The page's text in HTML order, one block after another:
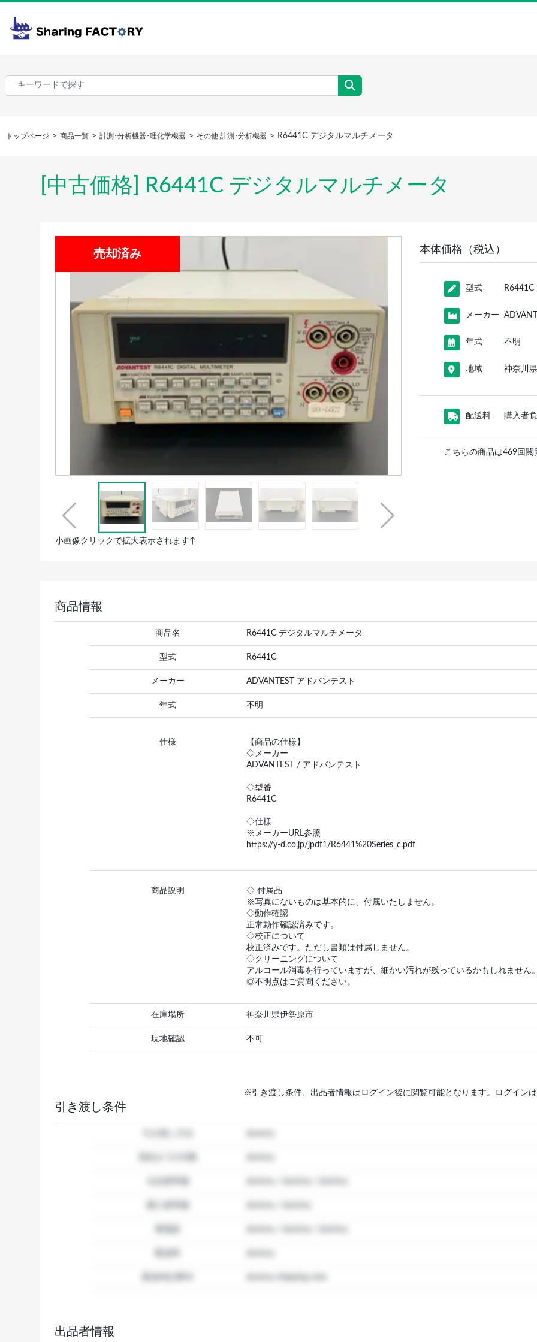
トップページ 商品一覧 計測･分析機器･理化学機器 その他 計測･分析機器 R6441C デジタルマルチメータ
[中古価格] R6441C デジタルマルチメータ
売却済み
小画像クリックで拡大表示されます↑
本体価格（税込）
型式 R6441C
メーカー
年式 不明
地域 神奈川
配送料 購入者
こちらの商品は469回
商品情報
商品名 R6441C デジタルマルチメータ
型式 R6441C
メーカー ADVANTEST アドバンテスト
年式 不明
仕様
【商品の仕様】
◇メーカー
ADVANTEST / アドバンテスト
◇型番
R6441C
◇仕様
※メーカーURL参照
https://y-d.co.jp/jpdf1/R6441%20Series_c.pdf
商品説明
◇ 付属品
※写真にないものは基本的に、付属いたしません。
◇動作確認
正常動作確認済みです。
◇校正について
校正済みです。ただし書類は付属しません。
◇クリーニングについて
アルコール消毒を行っていますが、細かい汚れが残っているかもしれません
◎不明点はご質問ください。
在庫場所 神奈川県伊勢原市
現地確認 不可
※引き渡し条件、出品者情報はログイン後に閲覧可能となります。ログインは
引き渡し条件
出品者情報